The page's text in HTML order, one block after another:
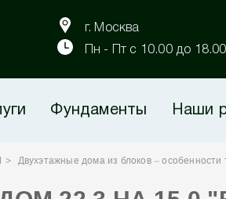
г. Москва
Пн - Пт с 10.00 до 18.00
Фундаменты Наши
Двухэтажные дома из блоков – особенности